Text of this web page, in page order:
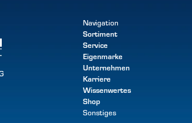
Navigation
Sortiment
Service
Eigenmarke
Unternehmen
Karriere
Wissenwertes
Shop
Sonstiges